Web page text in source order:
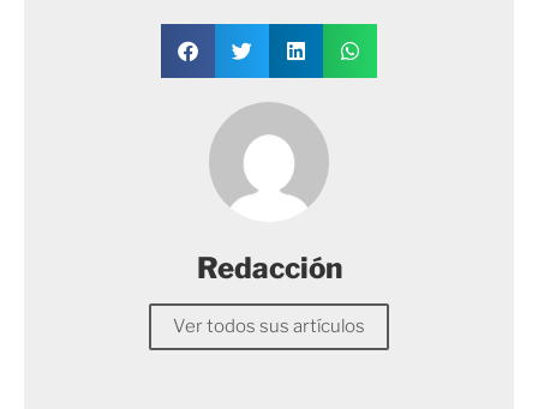
Redacción
Ver todos sus artículos